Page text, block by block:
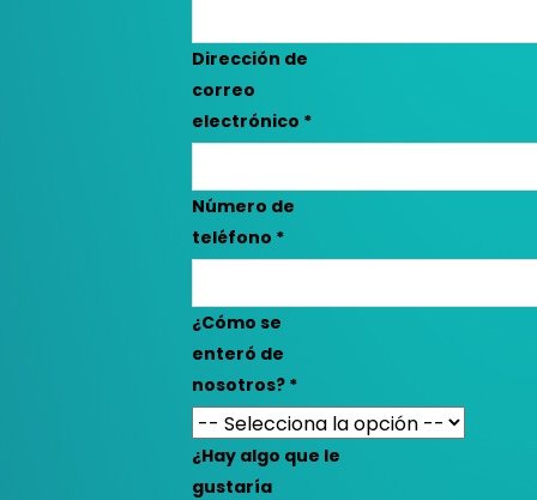
Dirección de
correo
electrónico *
Número de
teléfono *
¿Cómo se
enteró de
nosotros? *
¿Hay algo que le
gustaría